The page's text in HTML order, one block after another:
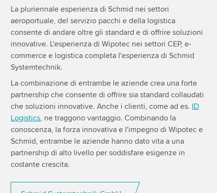
La pluriennale esperienza di Schmid nei settori
aeroportuale, del servizio pacchi e della logistica
consente di andare oltre gli standard e di offrire soluzioni
innovative. L'esperienza di Wipotec nei settori CEP, e-
commerce e logistica completa l'esperienza di Schmid
Systemtechnik.
La combinazione di entrambe le aziende crea una forte
partnership che consente di offrire sia standard collaudati
che soluzioni innovative. Anche i clienti, come ad es. ID
Logistics, ne traggono vantaggio. Combinando la
conoscenza, la forza innovativa e l'impegno di Wipotec e
Schmid, entrambe le aziende hanno dato vita a una
partnership di alto livello per soddisfare esigenze in
costante crescita.